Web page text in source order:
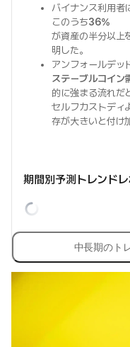
バイナンス利用者
このうち36%
が資産の半分以上
明した。
アンフォールデッ
ステーブルコイン
的に強まる流れだ
セルフカストディ
存が大きいと付け
期間別予測トレンド
中長期のト